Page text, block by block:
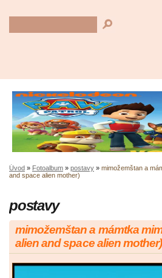
Úvod » Fotoalbum » postavy » mimožemštan a
and space alien mother)
postavy
mimožemštan a mámtka
alien and space alien mother)